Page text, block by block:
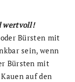
wertvoll!
Bürsten mit
sein, wenn
Bürsten mit
auf den